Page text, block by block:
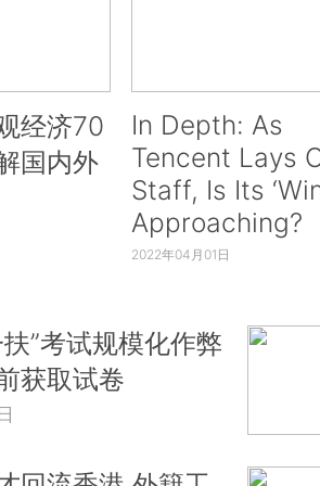
经济70
国内外
In Depth: As
Tencent Lays
Staff, Is Its
Approaching?
2022年04月01日
”考试规模化作弊
获取试卷